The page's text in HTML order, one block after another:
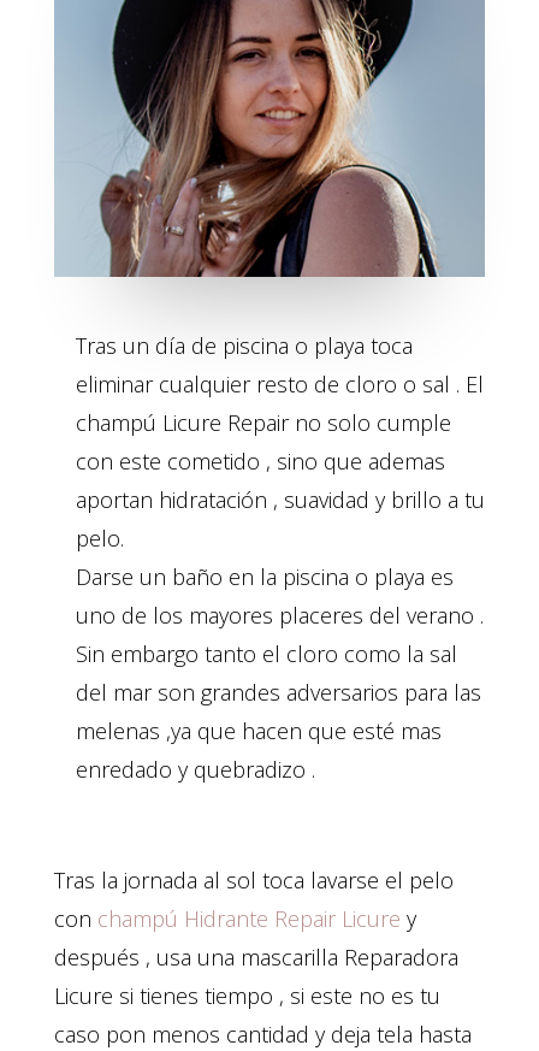
Tras un día de piscina o playa toca
eliminar cualquier resto de cloro o sal . El
champú Licure Repair no solo cumple
con este cometido , sino que ademas
aportan hidratación , suavidad y brillo a tu
pelo.
Darse un baño en la piscina o playa es
uno de los mayores placeres del verano .
Sin embargo tanto el cloro como la sal
del mar son grandes adversarios para las
melenas ,ya que hacen que esté mas
enredado y quebradizo .
Tras la jornada al sol toca lavarse el pelo
con champú Hidrante Repair Licure y
después , usa una mascarilla Reparadora
Licure si tienes tiempo , si este no es tu
caso pon menos cantidad y deja tela hasta